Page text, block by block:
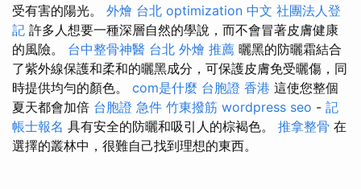
受有害的陽光。 外燴 台北 optimization 中文 社團法人登
記 許多人想要一種深層自然的學說，而不會冒著皮膚健康
的風險。 台中整骨神醫 台北 外燴 推薦 曬黑的防曬霜結合
了紫外線保護和柔和的曬黑成分，可保護皮膚免受曬傷，同
時提供均勻的顏色。 com是什麼 台胞證 香港 這使您整個
夏天都會加倍 台胞證 急件 竹東撥筋 wordpress seo - 記
帳士報名 具有安全的防曬和吸引人的棕褐色。 推拿整骨 在
選擇的叢林中，很難自己找到理想的東西。